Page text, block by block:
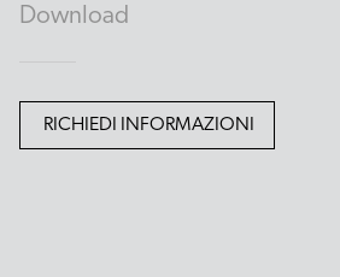
Download
RICHIEDI INFORMAZIONI